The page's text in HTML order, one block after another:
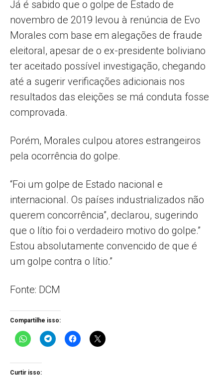
Já é sabido que o golpe de Estado de
novembro de 2019 levou à renúncia de Evo
Morales com base em alegações de fraude
eleitoral, apesar de o ex-presidente boliviano
ter aceitado possível investigação, chegando
até a sugerir verificações adicionais nos
resultados das eleições se má conduta fosse
comprovada.
Porém, Morales culpou atores estrangeiros
pela ocorrência do golpe.
“Foi um golpe de Estado nacional e
internacional. Os países industrializados não
querem concorrência”, declarou, sugerindo
que o lítio foi o verdadeiro motivo do golpe.”
Estou absolutamente convencido de que é
um golpe contra o lítio.”
Fonte: DCM
Compartilhe isso:
Curtir isso: